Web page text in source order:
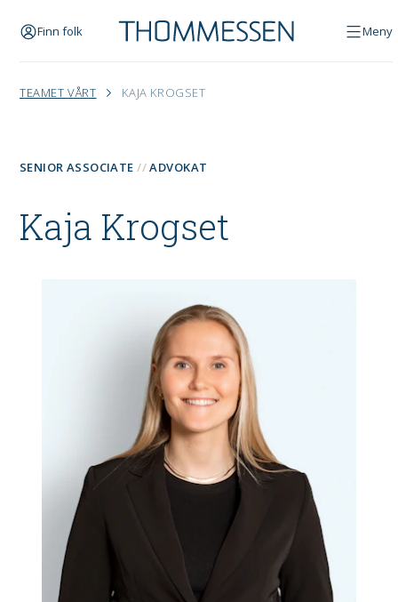
Finn folk Meny
TEAMET VÅRT KAJA KROGSET
Kaja Krogset
SENIOR ASSOCIATE ADVOKAT